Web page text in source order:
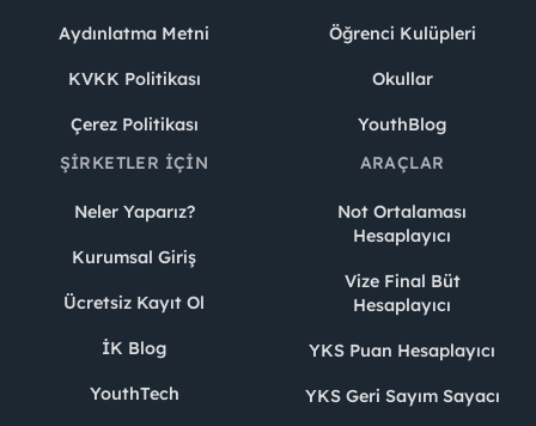
Aydınlatma Metni
KVKK Politikası
Çerez Politikası
Öğrenci Kulüpleri
Okullar
YouthBlog
ŞIRKETLER İÇIN
Neler Yaparız?
Kurumsal Giriş
Ücretsiz Kayıt Ol
İK Blog
YouthTech
ARAÇLAR
Not Ortalaması
Hesaplayıcı
Vize Final Büt
Hesaplayıcı
YKS Puan Hesaplayıcı
YKS Geri Sayım Sayacı